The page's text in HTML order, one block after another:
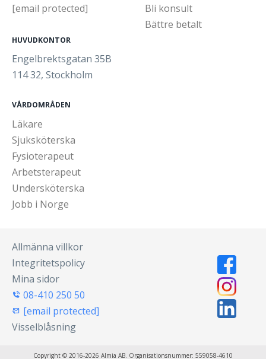
[email protected]
HUVUDKONTOR
Engelbrektsgatan 35B
114 32, Stockholm
Bli konsult
Bättre betalt
VÅRDOMRÅDEN
Läkare
Sjuksköterska
Fysioterapeut
Arbetsterapeut
Undersköterska
Jobb i Norge
Allmänna villkor
Integritetspolicy
Mina sidor
08-410 250 50
[email protected]
Visselblåsning
Copyright © 2016-2026 Almia AB. Organisationsnummer: 559058-4610